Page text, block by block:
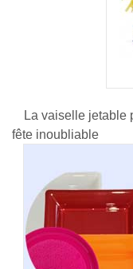
La vaiselle jetable
fête inoubliable